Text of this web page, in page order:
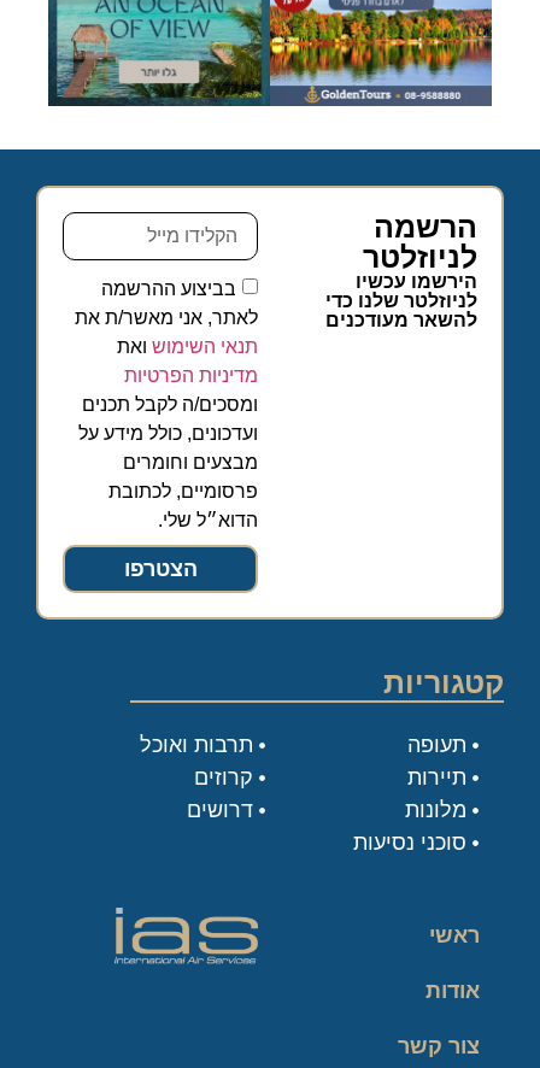
הרשמה
לניוזלטר
הירשמו עכשיו
לניוזלטר שלנו כדי
להשאר מעודכנים
בביצוע ההרשמה
לאתר, אני מאשר/ת את
תנאי השימוש ואת
מדיניות הפרטיות
ומסכים/ה לקבל תכנים
ועדכונים, כולל מידע על
מבצעים וחומרים
פרסומיים, לכתובת
הדוא״ל שלי.
הצטרפו
קטגוריות
תעופה
תיירות
מלונות
סוכני נסיעות
תרבות ואוכל
קרוזים
דרושים
ראשי
אודות
צור קשר